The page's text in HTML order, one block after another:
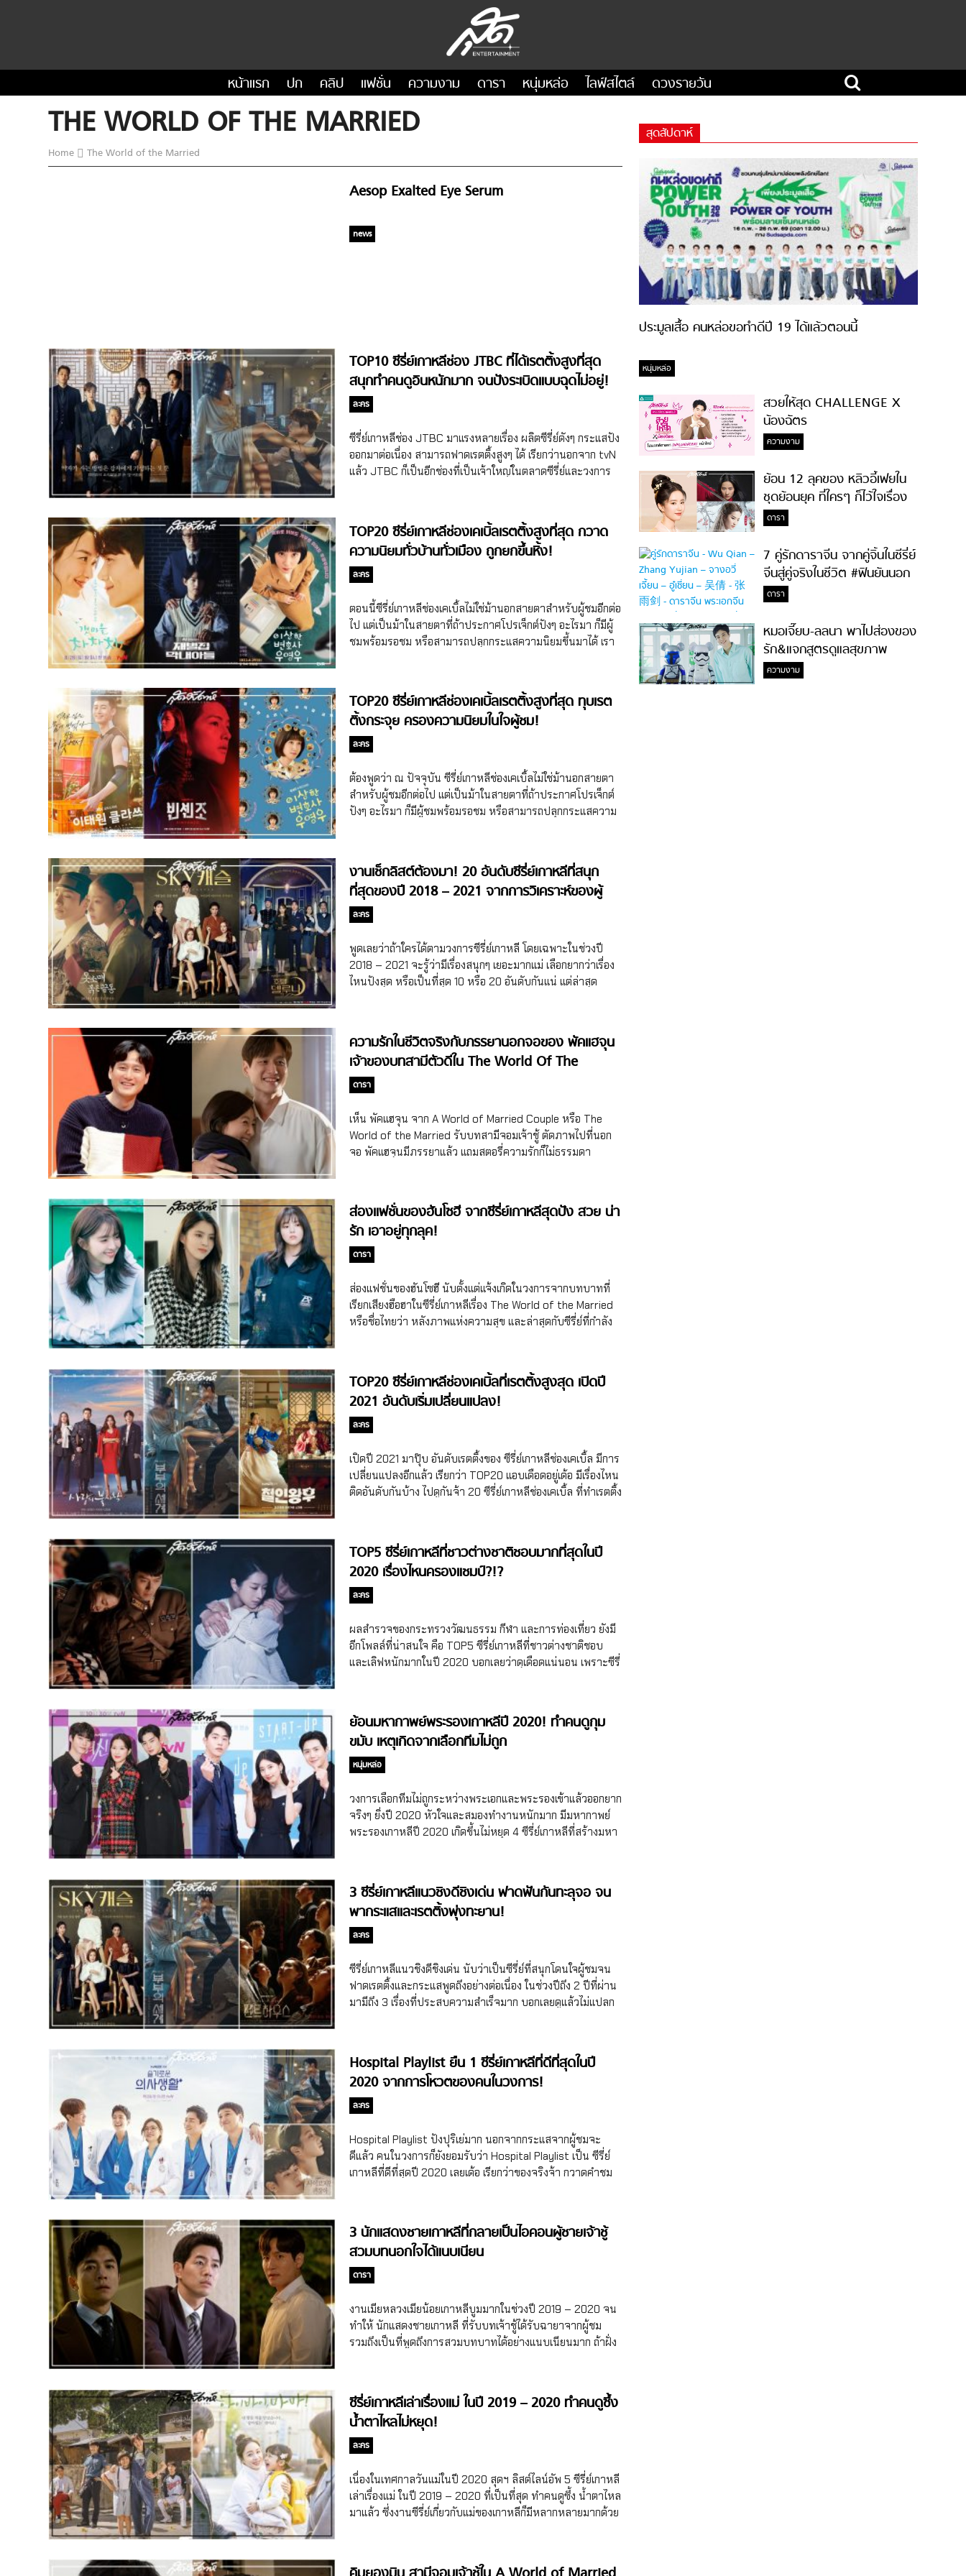
หน้าแรก ปก คลิป แฟชั่น ความงาม ดารา หนุ่มหล่อ ไลฟ์สไตล์ ดวงรายวัน
THE WORLD OF THE MARRIED
Home The World of the Married
Aesop Exalted Eye Serum
news
TOP10 ซีรี่ย์เกาหลีช่อง JTBC ที่ได้เรตติ้งสูงที่สุด
สนุกทำคนดูอินหนักมาก จนปังระเบิดแบบฉุดไม่อยู่!
ละคร
ซีรี่ย์เกาหลีช่อง JTBC มาแรงหลายเรื่อง ผลิตซีรี่ย์ดังๆ กระแสปัง
ออกมาต่อเนื่อง สามารถฟาดเรตติ้งสูงๆ ได้ เรียกว่านอกจาก tvN
แล้ว JTBC ก็เป็นอีกช่องที่เป็นเจ้าใหญ่ในตลาดซีรี่ย์และวงการ
ช่อง JTBC เรื่องไหนที่เป็นเจ้าของ TOP10 ซีรี่ย์เกาหลีช่อง
JTBC ที่ได้เรตติ้งสูงที่สุด บ้าง สุดฯ มีคำตอบจ้า
TOP20 ซีรี่ย์เกาหลีช่องเคเบิ้ลเรตติ้งสูงที่สุด กวาด
ความนิยมทั่วบ้านทั่วเมือง ถูกยกขึ้นหิ้ง!
ละคร
ตอนนี้ซีรี่ย์เกาหลีช่องเคเบิ้ลไม่ใช่ม้านอกสายตาสำหรับผู้ชมอีกต่อ
ไป แต่เป็นม้าในสายตาที่ถ้าประกาศโปรเจ็กต์ปังๆ อะไรมา ก็มีผู้
ชมพร้อมรอชม หรือสามารถปลุกกระแสความนิยมขึ้นมาได้ เรา
เกาหลีช่องเคเบิ้ลเรตติ้งสูงที่สุด มาฝากจ้า ว่า ณ เดือนมีนาคม
2023 มีเรื่องไหนครองอันดับบ้าง ซีรี่ย์เกาหลีช่องเคเบิ้ลเรตติ้งสูง
ที่สุด สั่นบัลลังก์ช่องสาธารณะ อันดับ 20 Hospital Playlist 2
(ปี 2021 ช่อง tvN) ฉันพูดเลยว่า Hospital Playlist ของเขาแรง
มากแก เพราะติดอันดับซีรี่ย์เกาหลีช่องเคเบิ้ลที่เรตติ้งสูงสุด 20
อันดับแรก ทั้ง 2 ซีซั่น โดย Hospital Playlist ซีซั่น 2 ทำเรตติ้ง
สูงสุดเป็นอันดับ 15 ด้วยเรตติ้งสูงสุดที่ทำได้ในตอนจบไป
14.080% ด้วยความดีงามของเรื่องที่ยังคงทำให้ผู้ชมอินได้เหมือน
TOP20 ซีรี่ย์เกาหลีช่องเคเบิ้ลเรตติ้งสูงที่สุด ทุบเรต
ติ้งกระจุย ครองความนิยมในใจผู้ชม!
ละคร
ต้องพูดว่า ณ ปัจจุบัน ซีรี่ย์เกาหลีช่องเคเบิ้ลไม่ใช่ม้านอกสายตา
สำหรับผู้ชมอีกต่อไป แต่เป็นม้าในสายตาที่ถ้าประกาศโปรเจ็กต์
ปังๆ อะไรมา ก็มีผู้ชมพร้อมรอชม หรือสามารถปลุกกระแสความ
อันดับ TOP 20 ซีรี่ย์เกาหลีช่องเคเบิ้ลเรตติ้งสูงที่สุด มาฝากจ้า
ว่า ณ เดือนสิงหาคม 2022 มีเรื่องไหนครองอันดับบ้าง
งานเช็กลิสต์ต้องมา! 20 อันดับซีรี่ย์เกาหลีที่สนุก
ที่สุดของปี 2018 – 2021 จากการวิเคราะห์ของผู้
เชี่ยวชาญออนไลน์!
ละคร
พูดเลยว่าถ้าใครได้ตามวงการซีรี่ย์เกาหลี โดยเฉพาะในช่วงปี
2018 – 2021 จะรู้ว่ามีเรื่องสนุกๆ เยอะมากแม่ เลือกยากว่าเรื่อง
ไหนปังสุด หรือเป็นที่สุด 10 หรือ 20 อันดับกันแน่ แต่ล่าสุด
ไหนจะมงฯ ลงกันบ้าง ไปส่องกันจ้า TOP20 ซีรี่ย์เกาหลีที่สนุก
ที่สุด มงฯ ลงแรง เพราะสนุกจนมูฟออนนยาก ก่อนที่เราจะไป
ส่องว่า 20 อันดับ ซีรี่ย์เกาหลีที่สนุกที่สุด มีเรื่องอะไรกันบ้าง สุดฯ
ขอเท้าความที่การวิเคราะห์โพลล์นี้กันสักหน่อย นี่ถือว่าเป็นครั้ง
แรกที่มีการวิเคราะห์ซีรี่ย์เกาหลีที่สนุกที่สุดออกมานะจ๊ะ โดย
MAKENEW เป็นผู้เชี่ยวชาญด้านการวิเคราะห์ความคิดเห็น
ออนไลน์ สอดรับกลับที่ปัจจุบันมีการดูซีรี่ย์เกาหลีผ่านออนไลน์
มากขึ้น จากเดิมที่จะดูผ่านทีวี โดยการวิเคราะห์นี้ได้มีการใช้
ความนิยมอย่างเดียว มีการใช้หลักเกณฑ์อื่นๆ เข้ามาในการ
วิเคราะห์ด้วย อันดับ […]
ความรักในชีวิตจริงกับภรรยานอกจอของ พัคแฮจุน
เจ้าของบทสามีตัวดีใน The World Of The
Married!
ดารา
เห็น พัคแฮจุน จาก A World of Married Couple หรือ The
World of the Married รับบทสามีจอมเจ้าชู้ ตัดภาพไปที่นอก
จอ พัคแฮจุนมีภรรยาแล้ว แถมสตอรี่ความรักก็ไม่ธรรมดา
บ้าง ที่เคยฝากการแสดงที่ทำให้คนดูกำหมัดแรงในซีรี่ย์เกาหลี
เรื่อง A World of Married Couple หรือ The World of the
Married ตอนนั้นต้องเล่นเป็นสามีที่นอกใจภรรยาไปมีเมียน้อย ที่
ทำคนดูโมโหกันหนักมาก แต่ในชีวิตจริงเราไม่ค่อยได้ยินเรื่องราว
ความรักของพัคแฮจุนเท่าไหร่นัก ความจริงแล้วพัคแฮจุนเองก็
แต่งงานมีครอบครัวแล้วแบบในเรื่องเลยจ้า โดยพัคแฮจุน
แต่งงานกับโอยูจิน ภรรยาที่เป็นนักแสดงเหมือนกันตั้งแต่ปี 2010
และมีลูกชาย 2 คน เกิดปี 2013 และปี 2017 พอพัคแฮจุนไปเป็น
ส่องแฟชั่นของฮันโซฮี จากซีรี่ย์เกาหลีสุดปัง สวย น่า
รัก เอาอยู่ทุกลุค!
ดารา
ส่องแฟชั่นของฮันโซฮี นับตั้งแต่แจ้งเกิดในวงการจากบทบาทที่
เรียกเสียงฮือฮาในซีรี่ย์เกาหลีเรื่อง The World of the Married
หรือชื่อไทยว่า หลังภาพแห่งความสุข และล่าสุดกับซีรี่ย์ที่กำลัง
โซฮี เป็นนักแสดงสาวสวยที่ได้ฝากฝีมือด้านการแสดงไว้หลาย
เรื่อง และตลอดเส้นทางการเป็นนักแสดงของเธอนั้น ก็มาพร้อม
กับสไตล์แฟชั่นที่แตกต่างกันออกไป ไม่ว่าจะเป็นลุคสุดหรู ย้อนยุค
ด้วยชุดฮันบก เสื้อกันหนาวลำลองสุดชิล และอีกมากมายหลา
ยลุคที่ทำเอาเราอยากแต่งตาม มาส่องแฟชั่นสุดปังที่เลือกจากคา
แร็กเตอร์ที่รับบทโดย ฮันโซฮี กันดีกว่าว่าจะมีลุคไหนบ้าง! ส่อง
แฟชั่นของฮันโซฮี จากซีรี่ย์เกาหลีสุดปัง สวย น่ารัก เอาอยู่ทุกลุค!
อดีตรักพัดหวน (Reunited Worlds) เปิดฉากกันที่สไตล์แฟชั่น
สต์นี้ ในฐานะนักข่าวนิตยสารแฟชั่น แน่นอนว่า อีซอวอน ต้อง
ตามติดทุกเทรนด์ที่กำลังฮ็อตฮิต เสื้อผ้าและไอเท็มที่เธอสวมใส่
ล้วนมาจากซีซั่นใหม่ล่าสุด ชนิดที่ว่ายังไม่ทันได้ลงนิตยสารเลย
ด้วยซ้ำ และเนื่องจากตัวเธอเองเป็นลูกของผู้อำนวยการโรง
พยาบาล แน่นอนว่าเธอนั้นกระเป๋าหนัก จะซื้อเสื้อผ้าเครื่องแต่ง
กายให้ทันตามเทรนด์สมัยใหม่แค่ไหนเธอก็ไม่หวั่น ด้วยความที่มี
ใจรักในแฟชั่นนี้เอง ทำให้เธอแต่งตัวสวยเฉิดฉาย ไม่เคยตกเทรนด์
[…]
TOP20 ซีรี่ย์เกาหลีช่องเคเบิ้ลที่เรตติ้งสูงสุด เปิดปี
2021 อันดับเริ่มเปลี่ยนแปลง!
ละคร
เปิดปี 2021 มาปุ๊บ อันดับเรตติ้งของ ซีรี่ย์เกาหลีช่องเคเบิ้ล มีการ
เปลี่ยนแปลงอีกแล้ว เรียกว่า TOP20 แอบเดือดอยู่เด้อ มีเรื่องไหน
ติดอันดับกันบ้าง ไปดูกันจ้า 20 ซีรี่ย์เกาหลีช่องเคเบิ้ล ที่ทำเรตติ้ง
เกาหลีที่มีเนื้อหาและวิธีการเล่าเรื่องที่แปลกใหม่ เพราะมีเรื่อง
ของเกมเข้ามาเกี่ยวข้องกับเนื้อหา เป็นเรื่องราวของพระเอกที่เป็น
เจ้าของบริษัทไปตามหานักพัฒนาเกมที่สเปน แต่เขาดันหายตัว
ไป ซึ่งการไปที่นั้น ทำให้ได้เจอกันนางเอก ความนสนุกและความ
แปลกใหม่ตรงนี้นี่แหละ ทำให้ Memories of the Alhambra ทำ
เรตติ้งได้ถึง 10.025% เลย อันดับ 19 Encounter (ปี 2018 –
2019 ช่อง TvN) Encounter นำเสนอเรื่องความรักโรแมนติก
และดราม่าที่ต่างทั้งชนชั้นและอายุ […]
TOP5 ซีรี่ย์เกาหลีที่ชาวต่างชาติชอบมากที่สุดในปี
2020 เรื่องไหนครองแชมป์?!?
ละคร
ผลสำรวจของกระทรวงวัฒนธรรม กีฬา และการท่องเที่ยว ยังมี
อีกโพลล์ที่น่าสนใจ คือ TOP5 ซีรี่ย์เกาหลีที่ชาวต่างชาติชอบ
และเลิฟหนักมากในปี 2020 บอกเลยว่าดุเดือดแน่นอน เพราะซีรี่
อันดับซีรี่ย์เกาหลีที่ชาวต่างชาติมากที่สุด 5 อันดับแรก 2 ปีซ้อน
คือ Kingdom ที่ในปี 2019 สามารถครองอันดับ 4 ได้ ถึงแม้ว่าจะ
ตกมา 1 อันดับ แต่ความพีคคืออันดับน้อยลงแต่คะแนนเพิ่มขึ้น
เพราะในปี 2019 Kingdom ได้อันดับ 4 ด้วยคะแนน 2.1% ส่วนปี
2020 ได้คะแนน 2.5% พูดเลยว่าปังน้าาา และเป็นตัวชี้วัดเลย
ว่าการแข่งขันของวงการซีรี่ย์เกาหลีในปี 2020 ดุเดือดมาก แต่
Kingdom ก็ยังครอง TOP5 ได้ อันดับ […]
ย้อนมหากาพย์พระรองเกาหลีปี 2020! ทำคนดูกุม
ขมับ เหตุเกิดจากเลือกทีมไม่ถูก
หนุ่มหล่อ
วงการเลือกทีมไม่ถูกระหว่างพระเอกและพระรองเข้าแล้วออกยาก
จริงๆ ยิ่งปี 2020 หัวใจและสมองทำงานหนักมาก มีมหากาพย์
พระรองเกาหลีปี 2020 เกิดขึ้นไม่หยุด 4 ซีรี่ย์เกาหลีที่สร้างมหา
ตามดูทุกตอน ไหนจะมีผู้ชายแน่นเรื่อง และยังมีทำให้เราเลือกทีม
แล้วไม่ใช่แค่เซ็ตพระเอก นางเอก และพระรอง แต่มีให้เลือกทีมยัน
รุ่นลูก เรียกว่าบังเกิดรักสามเส้าถึง 2 รุ่นไปเลยจ้า (แถมความรัก
ในเรื่องยังมีสตอรี่มากกว่า 3 เส้า แต่เคลียร์ลงตัวเลยไม่ปวดหัวใจ
ไปมากกว่านี้) โดยรุ่นพ่อแม่ก็แน่นอนต้องเป็นแก๊งพระเอก นางเอก
และพระรอง เมื่อนางเอกหย่ากับพระเอก แต่พระเอกดันกลับไป
เป็นวัยรุ่น แล้วคอยมาใกล้ชิดตลอด ส่วนพระรองก็มาตกหลุมรัก
นางเอก พร้อมเตรียมดามใจเต็มที่ แถมแสนดีและคอยอยู่เคียงข้าง
หัวโจกกลับใจที่มีการร้องเพลงและถือดอกไม้มาสารภาพรักกลาง
งานโรงเรียน อีกคนก็เพื่อนสนิทตั้งแต่เด็กที่คิดไม่ซื่อแอบชอบ
เพื่อนมานาน ศึกชิงนางจึงเกิดขึ้นจ้า บอกเลยว่าเลือกเชียร์ไม่ถูก
#ดีทั้งคู่ START-UP เรียกว่าในช่วงเดือนตุลาคมถึงต้นเดือน
พฤศจิกายน สมองสุดฯ ทำงานหนักมาก […]
3 ซีรี่ย์เกาหลีแนวชิงดีชิงเด่น ฟาดฟันกันทะลุจอ จน
พากระแสและเรตติ้งพุ่งทะยาน!
ละคร
ซีรี่ย์เกาหลีแนวชิงดีชิงเด่น นับว่าเป็นซีรี่ย์ที่สนุกโดนใจผู้ชมจน
ฟาดเรตติ้งและกระแสพูดถึงอย่างต่อเนื่อง ในช่วงปีถึง 2 ปีที่ผ่าน
มามีถึง 3 เรื่องที่ประสบความสำเร็จมาก บอกเลยดูแล้วไม่แปลก
Hospital Playlist ยืน 1 ซีรี่ย์เกาหลีที่ดีที่สุดในปี
2020 จากการโหวตของคนในวงการ!
ละคร
Hospital Playlist ปังปุริเย่มาก นอกจากกระแสจากผู้ชมจะ
ดีแล้ว คนในวงการก็ยังยอมรับว่า Hospital Playlist เป็น ซีรี่ย์
เกาหลีที่ดีที่สุดปี 2020 เลยเด้อ เรียกว่าของจริงจ้า กวาดคำชม
3 นักแสดงชายเกาหลีที่กลายเป็นไอคอนผู้ชายเจ้าชู้
สวมบทนอกใจได้แนบเนียน
ดารา
งานเมียหลวงเมียน้อยเกาหลีบูมมากในช่วงปี 2019 – 2020 จน
ทำให้ นักแสดงชายเกาหลี ที่รับบทเจ้าชู้ได้รับฉายาจากผู้ชม
รวมถึงเป็นที่พูดถึงการสวมบทบาทได้อย่างแนบเนียนมาก ถ้าฝั่ง
ซีรี่ย์เกาหลีเล่าเรื่องแม่ ในปี 2019 – 2020 ทำคนดูซึ้ง
น้ำตาไหลไม่หยุด!
ละคร
เนื่องในเทศกาลวันแม่ในปี 2020 สุดฯ ลิสต์ไลน์อัพ 5 ซีรี่ย์เกาหลี
เล่าเรื่องแม่ ในปี 2019 – 2020 ที่เป็นที่สุด ทำคนดูซึ้ง น้ำตาไหล
มาแล้ว ซึ่งงานซีรี่ย์เกี่ยวกับแม่ของเกาหลีก็มีหลากหลายมากด้วย
สุดสัปดาห์
ประมูลเสื้อ คนหล่อขอทำดีปี 19 ได้แล้วตอนนี้
หนุ่มหล่อ
สวยให้สุด CHALLENGE X
น้องฉัตร
ความงาม
ย้อน 12 ลุคของ หลิวอี้เฟยใน
ชุดย้อนยุค ที่ใครๆ ก็ไว้ใจเรื่อง
ความสวย!
ดารา
7 คู่รักดาราจีน จากคู่จิ้นในซีรี่ย์
จีนสู่คู่จริงในชีวิต #ฟินยันนอก
จอ
ดารา
หมอเจี๊ยบ-ลลนา พาไปส่องของ
รัก&แจกสูตรดูแลสุขภาพ
#ล้างจมูกไม่ยากจะสอนให้
ความงาม